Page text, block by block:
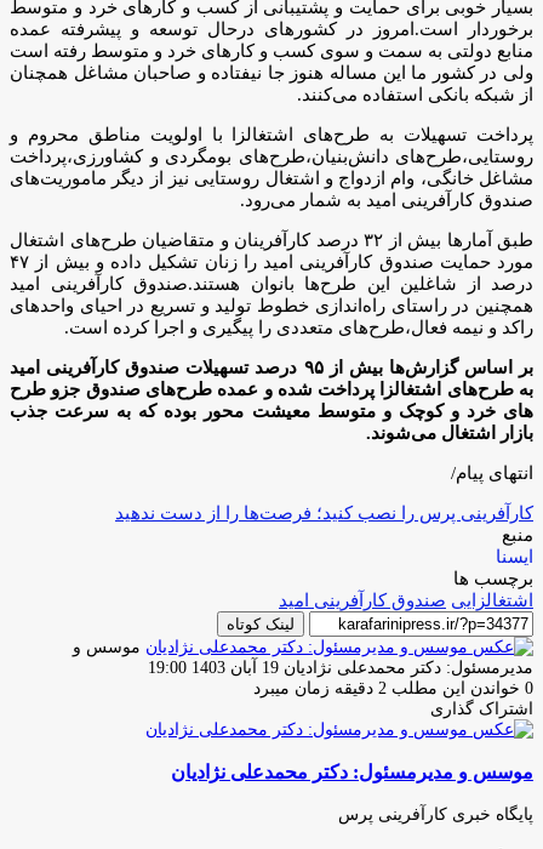
بسیار خوبی برای حمایت و پشتیبانی از کسب و کارهای خرد و متوسط
برخوردار است.امروز در کشورهای درحال توسعه و پیشرفته عمده
منابع دولتی به سمت و سوی کسب و کارهای خرد و متوسط رفته است
ولی در کشور ما این مساله هنوز جا نیفتاده و صاحبان مشاغل همچنان
از شبکه بانکی استفاده می‌کنند.
پرداخت تسهیلات به طرح‌های اشتغالزا با اولویت مناطق محروم و
روستایی،طرح‌های دانش‌بنیان،طرح‌های بومگردی و کشاورزی،پرداخت
مشاغل خانگی، وام ازدواج و اشتغال روستایی نیز از دیگر ماموریت‌های
صندوق کارآفرینی امید به شمار می‌رود.
طبق آمارها بیش از ۳۲ درصد کارآفرینان و متقاضیان طرح‌های اشتغال
مورد حمایت صندوق کارآفرینی امید را زنان تشکیل داده و بیش از ۴۷
درصد از شاغلین این طرح‌ها بانوان هستند.صندوق کارآفرینی امید
همچنین در راستای راه‌اندازی خطوط تولید و تسریع در احیای واحدهای
راکد و نیمه فعال،طرح‌های متعددی را پیگیری و اجرا کرده است.
بر اساس گزارش‌ها بیش از ۹۵ درصد تسهیلات صندوق کارآفرینی امید
به طرح‌های اشتغالزا پرداخت شده و عمده طرح‌های صندوق جزو طرح
های خرد و کوچک و متوسط معیشت محور بوده که به سرعت جذب
بازار اشتغال می‌شوند.
انتهای پیام/
کارآفرینی پرس را نصب کنید؛ فرصت‌ها را از دست ندهید
منبع
ایسنا
برچسب ها
اشتغالزایی صندوق کارآفرینی امید
لینک کوتاه
موسس و
مدیرمسئول: دکتر محمدعلی نژادیان ارسال
ایمیل
19 آبان 1403 19:00
0 خواندن این مطلب 2 دقیقه زمان میبرد
اشتراک گذاری
فیس
توئیتر
لینکدین
واتس
تلگرام
اشتراک
از
ایمیل
چاپ
موسس و مدیرمسئول: دکتر محمدعلی نژادیان
پایگاه خبری کارآفرینی پرس